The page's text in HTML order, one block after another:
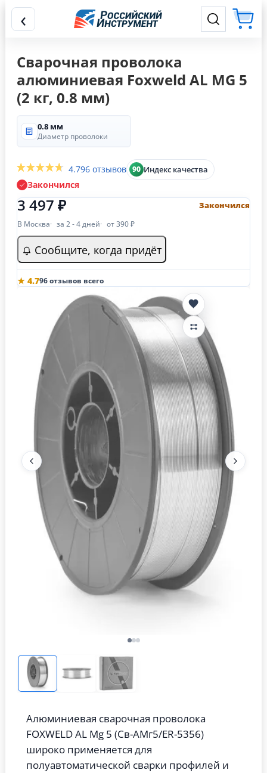
‹
Сварочная проволока
алюминиевая Foxweld AL MG 5
(2 кг, 0.8 мм)
0.8 мм
Диаметр проволоки
4.796 отзывов 90 Индекс качества
Закончился
3 497 ₽ Закончился
В Москва за 2 - 4 дней от 390 ₽
Сообщите, когда придёт
★ 4.796 отзывов всего
Алюминиевая сварочная проволока
FOXWELD AL Mg 5 (Св-АМг5/ER-5356)
широко применяется для
полуавтоматической сварки профилей и